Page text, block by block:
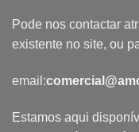
Pode nos contactar
existente no site, ou
email:
Estamos aqui